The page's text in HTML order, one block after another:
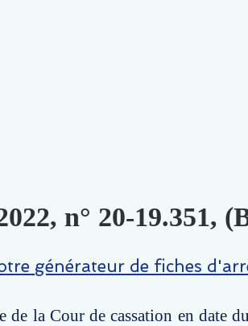
n° 20-19.351,
générateur de fiches
de la Cour de cassation en date